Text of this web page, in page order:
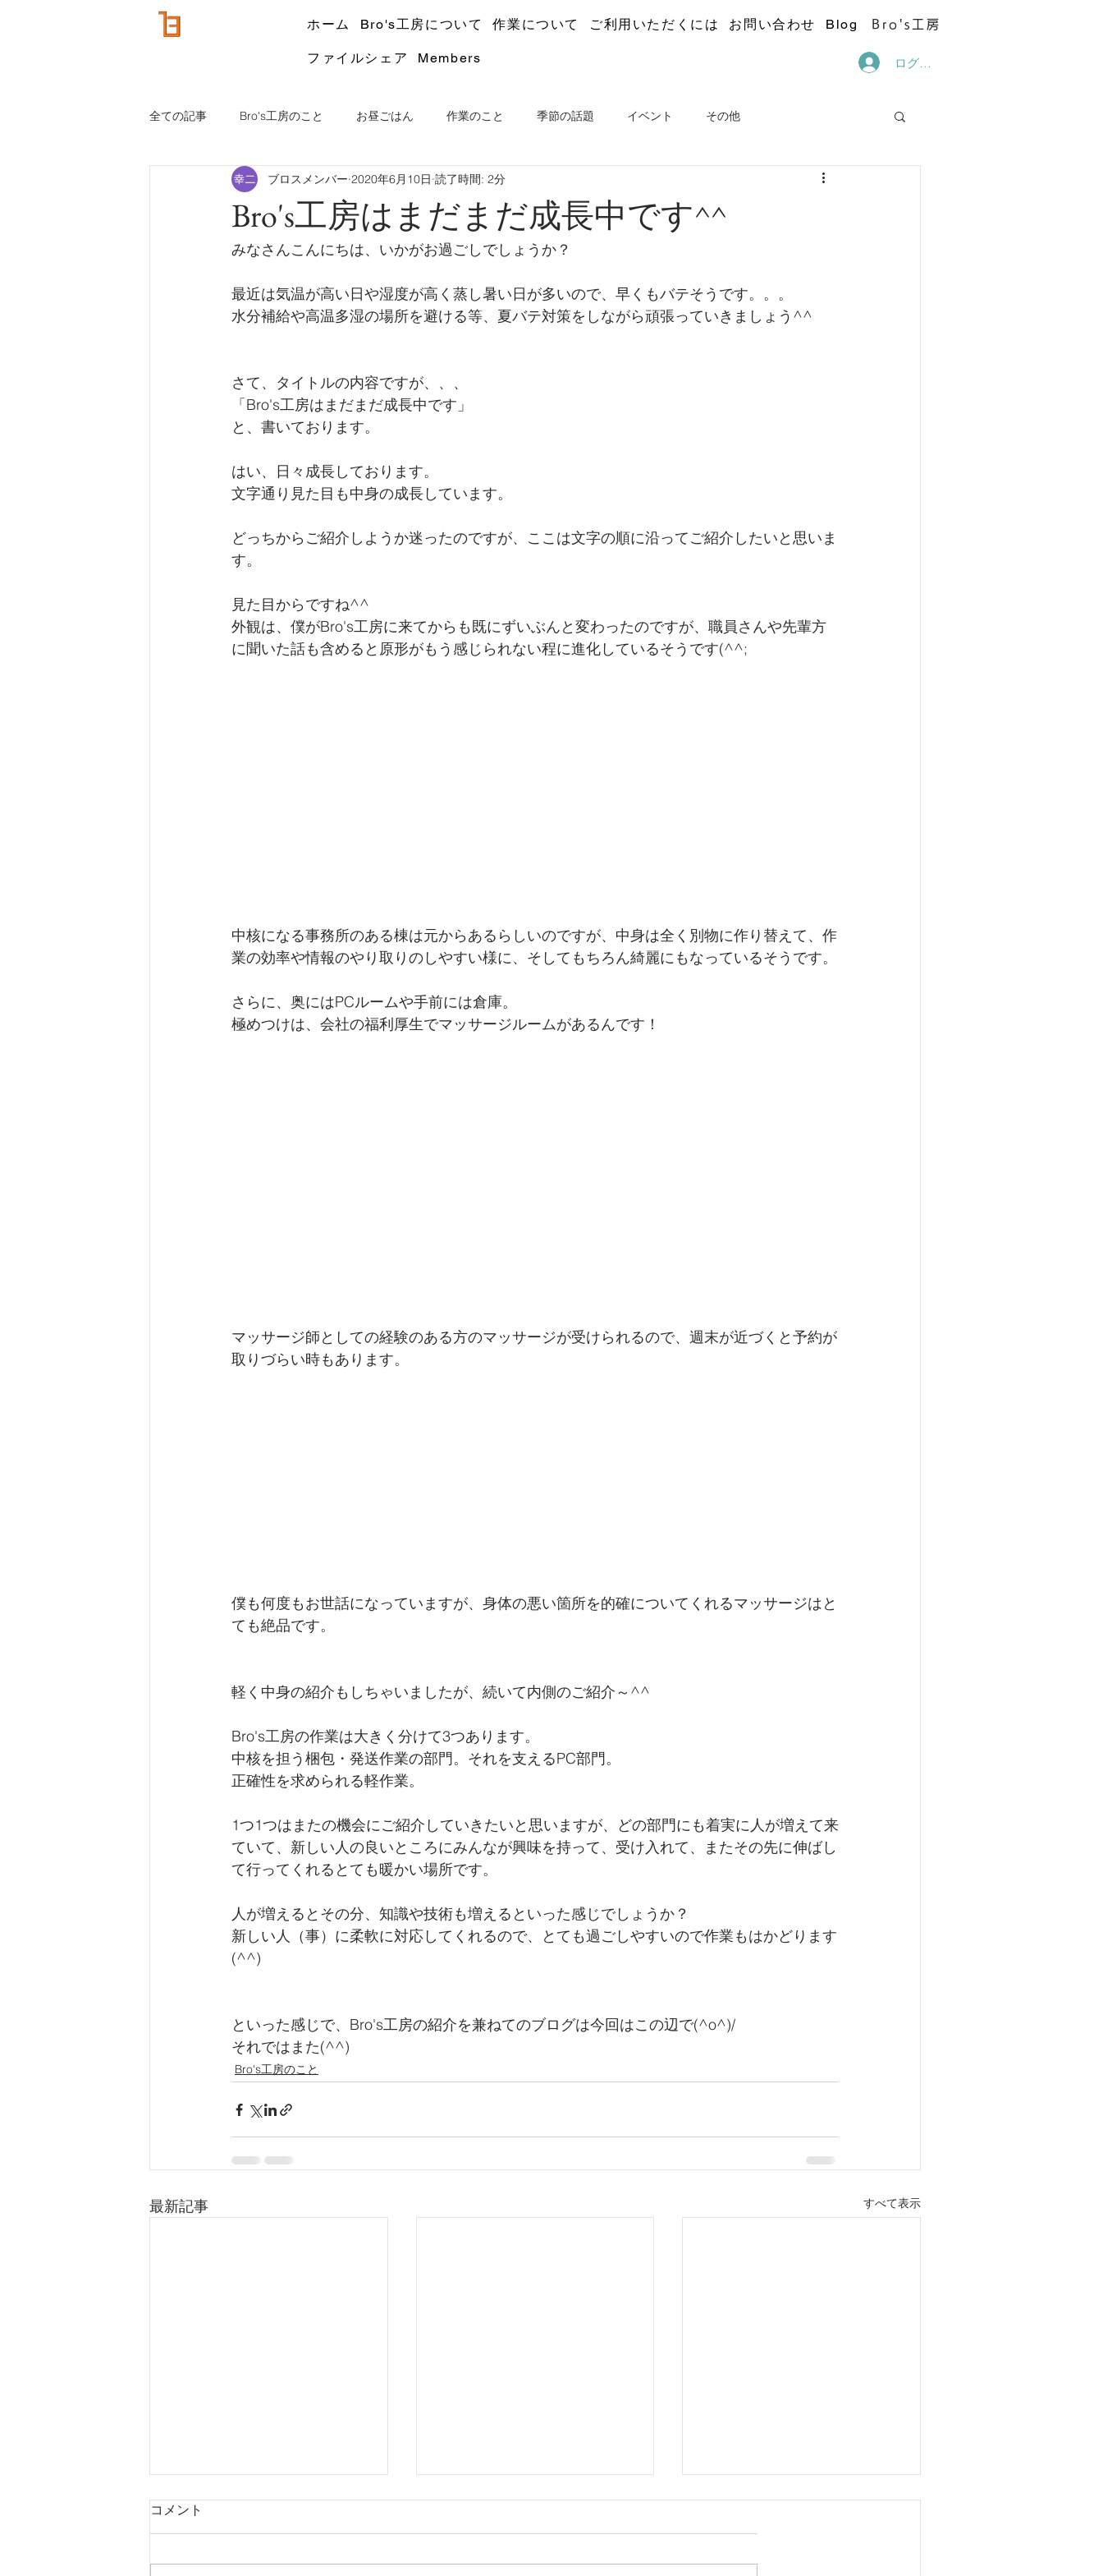
ホーム Bro's工房について 作業について ご利用いただくには お問い合わせ Blog
ファイルシェア Members
Bro's工房
ログイン
全ての記事 Bro's工房のこと お昼ごはん 作業のこと 季節の話題 イベント その他
Bro's工房はまだまだ成長中です^^
ブロスメンバー 2020年6月10日 読了時間: 2分
みなさんこんにちは、いかがお過ごしでしょうか？
最近は気温が高い日や湿度が高く蒸し暑い日が多いので、早くもバテそうです。。。
水分補給や高温多湿の場所を避ける等、夏バテ対策をしながら頑張っていきましょう^^
さて、タイトルの内容ですが、、、
「Bro's工房はまだまだ成長中です」
と、書いております。
はい、日々成長しております。
文字通り見た目も中身の成長しています。
どっちからご紹介しようか迷ったのですが、ここは文字の順に沿ってご紹介したいと思いま
す。
見た目からですね^^
外観は、僕がBro's工房に来てからも既にずいぶんと変わったのですが、職員さんや先輩方
に聞いた話も含めると原形がもう感じられない程に進化しているそうです(^^;
中核になる事務所のある棟は元からあるらしいのですが、中身は全く別物に作り替えて、作
業の効率や情報のやり取りのしやすい様に、そしてもちろん綺麗にもなっているそうです。
さらに、奥にはPCルームや手前には倉庫。
極めつけは、会社の福利厚生でマッサージルームがあるんです！
マッサージ師としての経験のある方のマッサージが受けられるので、週末が近づくと予約が
取りづらい時もあります。
僕も何度もお世話になっていますが、身体の悪い箇所を的確についてくれるマッサージはと
ても絶品です。
軽く中身の紹介もしちゃいましたが、続いて内側のご紹介～^^
Bro's工房の作業は大きく分けて3つあります。
中核を担う梱包・発送作業の部門。それを支えるPC部門。
正確性を求められる軽作業。
1つ1つはまたの機会にご紹介していきたいと思いますが、どの部門にも着実に人が増えて来
ていて、新しい人の良いところにみんなが興味を持って、受け入れて、またその先に伸ばし
て行ってくれるとても暖かい場所です。
人が増えるとその分、知識や技術も増えるといった感じでしょうか？
新しい人（事）に柔軟に対応してくれるので、とても過ごしやすいので作業もはかどります
(^^)
といった感じで、Bro's工房の紹介を兼ねてのブログは今回はこの辺で(^o^)/
それではまた(^^)
Bro's工房のこと
最新記事 すべて表示
新しい機械
コメント